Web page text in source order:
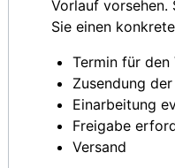
Vorlauf
Sie einen
Termin für den
Zusendung
Einarbeitung
Freigabe
Versand